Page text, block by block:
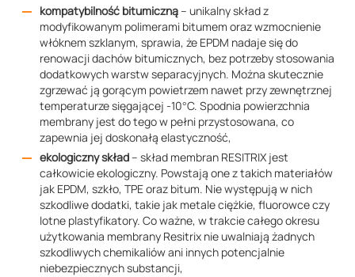
kompatybilność bitumiczną– unikalny skład z
modyfikowanym polimerami bitumem oraz wzmocnienie
włóknem szklanym, sprawia, że EPDM nadaje się do
renowacji dachów bitumicznych, bez potrzeby stosowania
dodatkowych warstw separacyjnych. Można skutecznie
zgrzewać ją gorącym powietrzem nawet przy zewnętrznej
temperaturze sięgającej -10°C. Spodnia powierzchnia
membrany jest do tego w pełni przystosowana, co
zapewnia jej doskonałą elastyczność,
ekologiczny skład– skład membran RESITRIX jest
całkowicie ekologiczny. Powstają one z takich materiałów
jak EPDM, szkło, TPE oraz bitum. Nie występują w nich
szkodliwe dodatki, takie jak metale ciężkie, fluorowce czy
lotne plastyfikatory. Co ważne, w trakcie całego okresu
użytkowania membrany Resitrix nie uwalniają żadnych
szkodliwych chemikaliów ani innych potencjalnie
niebezpiecznych substancji,